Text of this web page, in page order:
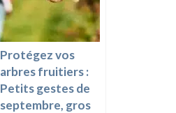
Protégez vos
arbres fruitiers :
Petits gestes de
septembre, gros